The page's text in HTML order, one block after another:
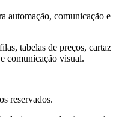
automação, comunicação e
tabelas de preços, cartaz
comunicação visual.
reservados.